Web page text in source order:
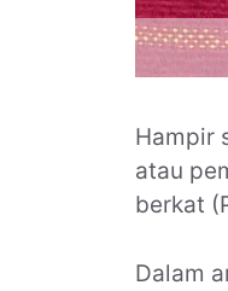
Hampir
atau
berkat
Dalam